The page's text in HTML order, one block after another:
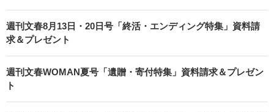
週刊文春8月13日・20日号「終活・エンディング特集」資料請
求＆プレゼント
週刊文春WOMAN夏号「遺贈・寄付特集」資料請求＆プレゼン
ト